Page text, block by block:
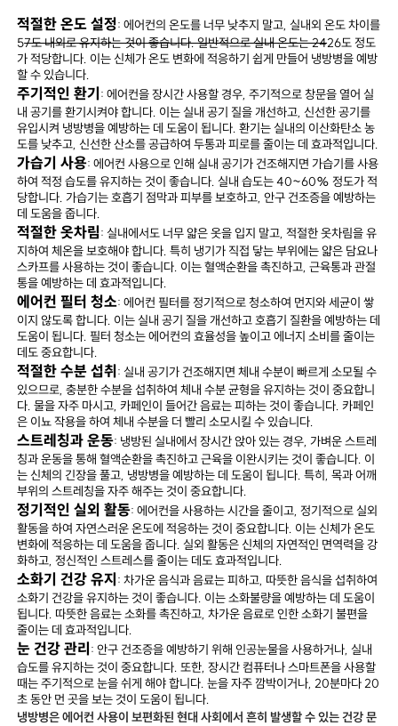
적절한 온도 설정: 에어컨의 온도를 너무 낮추지 말고, 실내외 온도 차이를
57도 내외로 유지하는 것이 좋습니다. 일반적으로 실내 온도는 2426도 정도
가 적당합니다. 이는 신체가 온도 변화에 적응하기 쉽게 만들어 냉방병을 예방
할 수 있습니다.
주기적인 환기: 에어컨을 장시간 사용할 경우, 주기적으로 창문을 열어 실
내 공기를 환기시켜야 합니다. 이는 실내 공기 질을 개선하고, 신선한 공기를
유입시켜 냉방병을 예방하는 데 도움이 됩니다. 환기는 실내의 이산화탄소 농
도를 낮추고, 신선한 산소를 공급하여 두통과 피로를 줄이는 데 효과적입니다.
가습기 사용: 에어컨 사용으로 인해 실내 공기가 건조해지면 가습기를 사용
하여 적정 습도를 유지하는 것이 좋습니다. 실내 습도는 40~60% 정도가 적
당합니다. 가습기는 호흡기 점막과 피부를 보호하고, 안구 건조증을 예방하는
데 도움을 줍니다.
적절한 옷차림: 실내에서도 너무 얇은 옷을 입지 말고, 적절한 옷차림을 유
지하여 체온을 보호해야 합니다. 특히 냉기가 직접 닿는 부위에는 얇은 담요나
스카프를 사용하는 것이 좋습니다. 이는 혈액순환을 촉진하고, 근육통과 관절
통을 예방하는 데 효과적입니다.
에어컨 필터 청소: 에어컨 필터를 정기적으로 청소하여 먼지와 세균이 쌓
이지 않도록 합니다. 이는 실내 공기 질을 개선하고 호흡기 질환을 예방하는 데
도움이 됩니다. 필터 청소는 에어컨의 효율성을 높이고 에너지 소비를 줄이는
데도 중요합니다.
적절한 수분 섭취: 실내 공기가 건조해지면 체내 수분이 빠르게 소모될 수
있으므로, 충분한 수분을 섭취하여 체내 수분 균형을 유지하는 것이 중요합니
다. 물을 자주 마시고, 카페인이 들어간 음료는 피하는 것이 좋습니다. 카페인
은 이뇨 작용을 하여 체내 수분을 더 빨리 소모시킬 수 있습니다.
스트레칭과 운동: 냉방된 실내에서 장시간 앉아 있는 경우, 가벼운 스트레
칭과 운동을 통해 혈액순환을 촉진하고 근육을 이완시키는 것이 좋습니다. 이
는 신체의 긴장을 풀고, 냉방병을 예방하는 데 도움이 됩니다. 특히, 목과 어깨
부위의 스트레칭을 자주 해주는 것이 중요합니다.
정기적인 실외 활동: 에어컨을 사용하는 시간을 줄이고, 정기적으로 실외
활동을 하여 자연스러운 온도에 적응하는 것이 중요합니다. 이는 신체가 온도
변화에 적응하는 데 도움을 줍니다. 실외 활동은 신체의 자연적인 면역력을 강
화하고, 정신적인 스트레스를 줄이는 데도 효과적입니다.
소화기 건강 유지: 차가운 음식과 음료는 피하고, 따뜻한 음식을 섭취하여
소화기 건강을 유지하는 것이 좋습니다. 이는 소화불량을 예방하는 데 도움이
됩니다. 따뜻한 음료는 소화를 촉진하고, 차가운 음료로 인한 소화기 불편을
줄이는 데 효과적입니다.
눈 건강 관리: 안구 건조증을 예방하기 위해 인공눈물을 사용하거나, 실내
습도를 유지하는 것이 중요합니다. 또한, 장시간 컴퓨터나 스마트폰을 사용할
때는 주기적으로 눈을 쉬게 해야 합니다. 눈을 자주 깜박이거나, 20분마다 20
초 동안 먼 곳을 보는 것이 도움이 됩니다.
냉방병은 에어컨 사용이 보편화된 현대 사회에서 흔히 발생할 수 있는 건강 문